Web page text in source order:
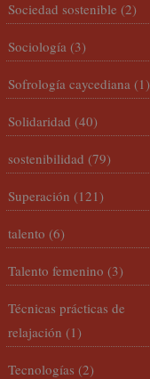
Sociedad sostenible (2)
Sociología (3)
Sofrología caycediana (1)
Solidaridad (40)
sostenibilidad (79)
Superación (121)
talento (6)
Talento femenino (3)
Técnicas prácticas de
relajación (1)
Tecnologías (2)